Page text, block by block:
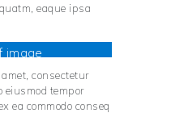
eaque ipsa
image
consectetur
eiusmod tempor
ea commodo conseq